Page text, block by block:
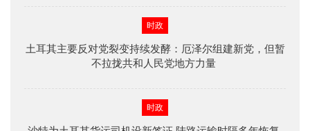
时政
土耳其主要反对党裂变持续发酵：厄泽尔组建新党，但暂
不拉拢共和人民党地方力量
时政